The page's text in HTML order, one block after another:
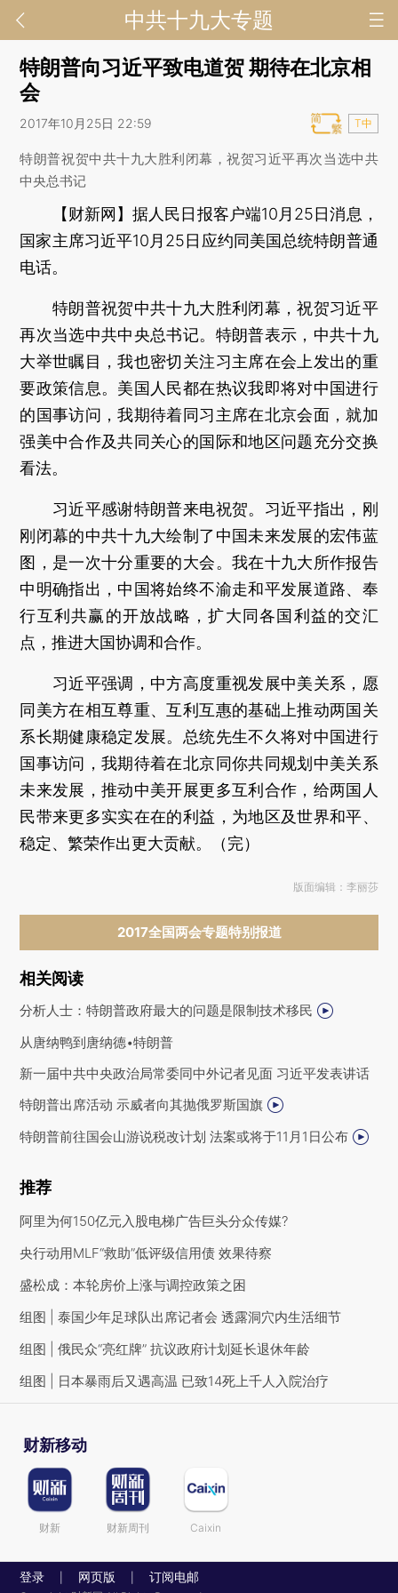
中共十九大专题
特朗普向习近平致电道贺 期待在北京相
会
2017年10月25日 22:59 T中
特朗普祝贺中共十九大胜利闭幕，祝贺习近平再次当选中共
中央总书记
【财新网】据人民日报客户端10月25日消息，
国家主席习近平10月25日应约同美国总统特朗普通
电话。
特朗普祝贺中共十九大胜利闭幕，祝贺习近平
再次当选中共中央总书记。特朗普表示，中共十九
大举世瞩目，我也密切关注习主席在会上发出的重
要政策信息。美国人民都在热议我即将对中国进行
的国事访问，我期待着同习主席在北京会面，就加
强美中合作及共同关心的国际和地区问题充分交换
看法。
习近平感谢特朗普来电祝贺。习近平指出，刚
刚闭幕的中共十九大绘制了中国未来发展的宏伟蓝
图，是一次十分重要的大会。我在十九大所作报告
中明确指出，中国将始终不渝走和平发展道路、奉
行互利共赢的开放战略，扩大同各国利益的交汇
点，推进大国协调和合作。
习近平强调，中方高度重视发展中美关系，愿
同美方在相互尊重、互利互惠的基础上推动两国关
系长期健康稳定发展。总统先生不久将对中国进行
国事访问，我期待着在北京同你共同规划中美关系
未来发展，推动中美开展更多互利合作，给两国人
民带来更多实实在在的利益，为地区及世界和平、
稳定、繁荣作出更大贡献。（完）
版面编辑：李丽莎
2017全国两会专题特别报道
相关阅读
分析人士：特朗普政府最大的问题是限制技术移民
从唐纳鸭到唐纳德•特朗普
新一届中共中央政治局常委同中外记者见面 习近平发表讲话
特朗普出席活动 示威者向其抛俄罗斯国旗
特朗普前往国会山游说税改计划 法案或将于11月1日公布
推荐
阿里为何150亿元入股电梯广告巨头分众传媒?
央行动用MLF“救助”低评级信用债 效果待察
盛松成：本轮房价上涨与调控政策之困
组图 | 泰国少年足球队出席记者会 透露洞穴内生活细节
组图 | 俄民众“亮红牌” 抗议政府计划延长退休年龄
组图 | 日本暴雨后又遇高温 已致14死上千人入院治疗
财新移动
财新 财新周刊 Caixin
登录 网页版 订阅电邮